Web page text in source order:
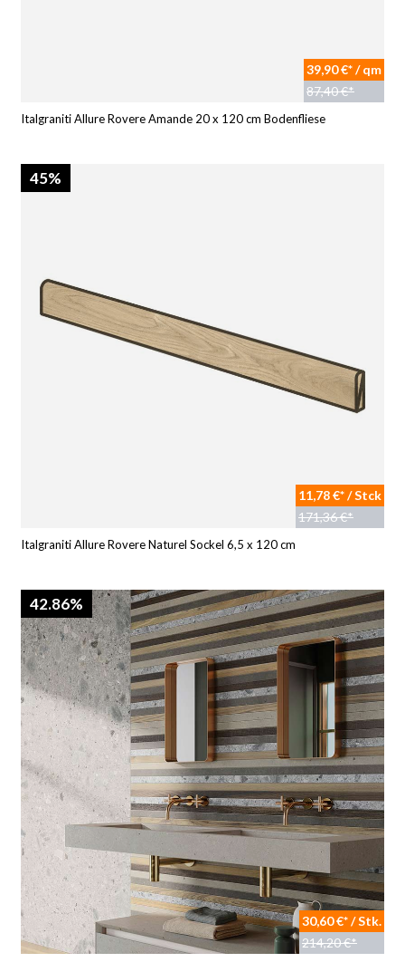
39,90 €* / qm
87,40 €*
Italgraniti Allure Rovere Amande 20 x 120 cm Bodenfliese
45%
11,78 €* / Stck
171,36 €*
Italgraniti Allure Rovere Naturel Sockel 6,5 x 120 cm
42.86%
30,60 €* / Stk.
214,20 €*